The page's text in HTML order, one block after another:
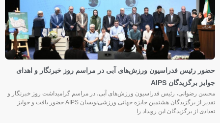
حضور رئیس فدراسیون ورزش‌های آبی در مراسم روز خبرنگار و اهدای
جوایز برگزیدگان AIPS
محسن رضوانی، رئیس فدراسیون ورزش‌های آبی، در مراسم گرامیداشت روز خبرنگار و
تقدیر از برگزیدگان هشتمین جایزه جهانی ورزشی‌نویسان AIPS حضور یافت و جوایز
تعدادی از برگزیدگان این رویداد را